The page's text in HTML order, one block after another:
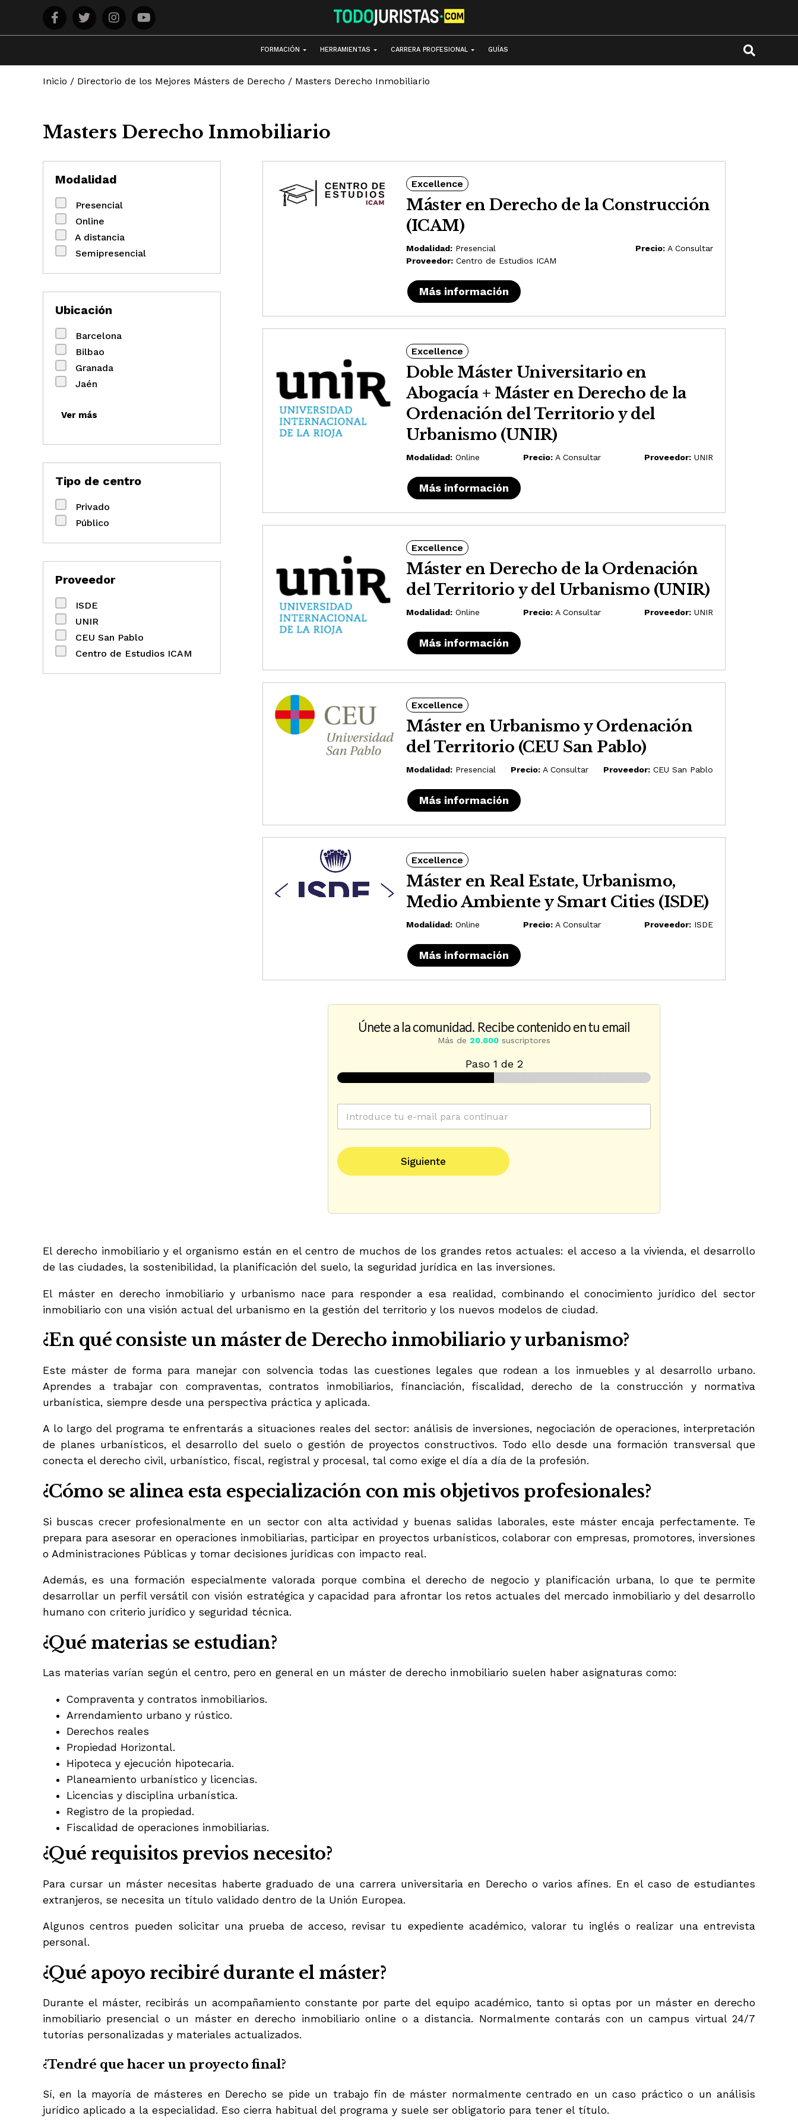
FORMACIÓN HERRAMIENTAS CARRERA PROFESIONAL GUÍAS
Inicio / Directorio de los Mejores Másters de Derecho / Masters Derecho Inmobiliario
Masters Derecho Inmobiliario
Modalidad
Presencial
Online
A distancia
Semipresencial
Ubicación
Barcelona
Bilbao
Granada
Jaén
Ver más
Tipo de centro
Privado
Público
Proveedor
ISDE
UNIR
CEU San Pablo
Centro de Estudios ICAM
Excellence
Máster en Derecho de la Construcción
(ICAM)
Modalidad: Presencial Precio:A Consultar
Proveedor: Centro de Estudios ICAM
Más información
Excellence
Doble Máster Universitario en
Abogacía + Máster en Derecho de la
Ordenación del Territorio y del
Urbanismo (UNIR)
Modalidad: Online Precio: A Consultar Proveedor:UNIR
Más información
Excellence
Máster en Derecho de la Ordenación
del Territorio y del Urbanismo (UNIR)
Modalidad: Online Precio: A Consultar Proveedor:UNIR
Más información
Excellence
Máster en Urbanismo y Ordenación
del Territorio (CEU San Pablo)
Modalidad: Presencial Precio: A Consultar Proveedor:CEU San Pablo
Más información
Excellence
Máster en Real Estate, Urbanismo,
Medio Ambiente y Smart Cities (ISDE)
Modalidad: Online Precio: A Consultar Proveedor:ISDE
Más información
Únete a la comunidad. Recibe contenido en tu email
Más de 20.000 suscriptores
Paso 1 de 2
C
r
e
o
e
c
n
i
o
*
Siguiente
El derecho inmobiliario y el organismo están en el centro de muchos de los grandes retos actuales: el acceso a la vivienda, el desarrollo
de las ciudades, la sostenibilidad, la planificación del suelo, la seguridad jurídica en las inversiones.
El máster en derecho inmobiliario y urbanismo nace para responder a esa realidad, combinando el conocimiento jurídico del sector
inmobiliario con una visión actual del urbanismo en la gestión del territorio y los nuevos modelos de ciudad.
¿En qué consiste un máster de Derecho inmobiliario y urbanismo?
Este máster de forma para manejar con solvencia todas las cuestiones legales que rodean a los inmuebles y al desarrollo urbano.
Aprendes a trabajar con compraventas, contratos inmobiliarios, financiación, fiscalidad, derecho de la construcción y normativa
urbanística, siempre desde una perspectiva práctica y aplicada.
A lo largo del programa te enfrentarás a situaciones reales del sector: análisis de inversiones, negociación de operaciones, interpretación
de planes urbanísticos, el desarrollo del suelo o gestión de proyectos constructivos. Todo ello desde una formación transversal que
conecta el derecho civil, urbanístico, fiscal, registral y procesal, tal como exige el día a día de la profesión.
¿Cómo se alinea esta especialización con mis objetivos profesionales?
Si buscas crecer profesionalmente en un sector con alta actividad y buenas salidas laborales, este máster encaja perfectamente. Te
prepara para asesorar en operaciones inmobiliarias, participar en proyectos urbanísticos, colaborar con empresas, promotores, inversiones
o Administraciones Públicas y tomar decisiones jurídicas con impacto real.
Además, es una formación especialmente valorada porque combina el derecho de negocio y planificación urbana, lo que te permite
desarrollar un perfil versátil con visión estratégica y capacidad para afrontar los retos actuales del mercado inmobiliario y del desarrollo
humano con criterio jurídico y seguridad técnica.
¿Qué materias se estudian?
Las materias varían según el centro, pero en general en un máster de derecho inmobiliario suelen haber asignaturas como:
Compraventa y contratos inmobiliarios.
Arrendamiento urbano y rústico.
Derechos reales
Propiedad Horizontal.
Hipoteca y ejecución hipotecaria.
Planeamiento urbanístico y licencias.
Licencias y disciplina urbanística.
Registro de la propiedad.
Fiscalidad de operaciones inmobiliarias.
¿Qué requisitos previos necesito?
Para cursar un máster necesitas haberte graduado de una carrera universitaria en Derecho o varios afines. En el caso de estudiantes
extranjeros, se necesita un título validado dentro de la Unión Europea.
Algunos centros pueden solicitar una prueba de acceso, revisar tu expediente académico, valorar tu inglés o realizar una entrevista
personal.
¿Qué apoyo recibiré durante el máster?
Durante el máster, recibirás un acompañamiento constante por parte del equipo académico, tanto si optas por un máster en derecho
inmobiliario presencial o un máster en derecho inmobiliario online o a distancia. Normalmente contarás con un campus virtual 24/7
tutorías personalizadas y materiales actualizados.
¿Tendré que hacer un proyecto final?
Sí, en la mayoría de másteres en Derecho se pide un trabajo fin de máster normalmente centrado en un caso práctico o un análisis
jurídico aplicado a la especialidad. Eso cierra habitual del programa y suele ser obligatorio para tener el título.